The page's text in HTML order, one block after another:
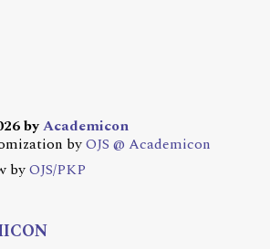
byAcademicon
byOJS @ Academicon
byOJS/PKP